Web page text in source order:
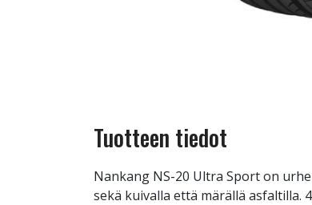
Tuotteen tiedot
Nankang NS-20 Ultra Sport on
sekä kuivalla että märällä